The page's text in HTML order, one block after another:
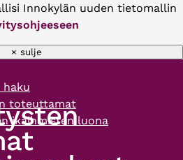
Innokylän uuden tietomallin
× sulje
haku
toteuttamat
ikäihmisten luona